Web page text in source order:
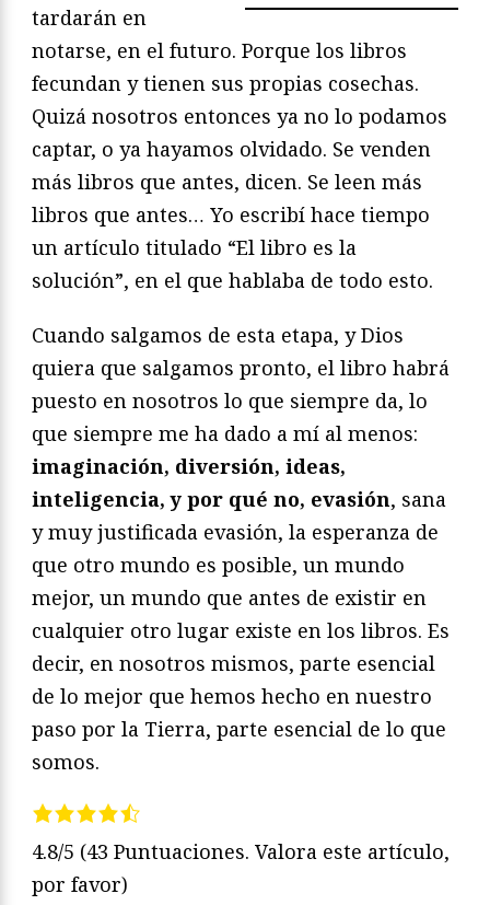
tardarán en
notarse, en el futuro. Porque los libros
fecundan y tienen sus propias cosechas.
Quizá nosotros entonces ya no lo podamos
captar, o ya hayamos olvidado. Se venden
más libros que antes, dicen. Se leen más
libros que antes… Yo escribí hace tiempo
un artículo titulado “El libro es la
solución”, en el que hablaba de todo esto.
Cuando salgamos de esta etapa, y Dios
quiera que salgamos pronto, el libro habrá
puesto en nosotros lo que siempre da, lo
que siempre me ha dado a mí al menos:
imaginación, diversión, ideas,
inteligencia, y por qué no, evasión, sana
y muy justificada evasión, la esperanza de
que otro mundo es posible, un mundo
mejor, un mundo que antes de existir en
cualquier otro lugar existe en los libros. Es
decir, en nosotros mismos, parte esencial
de lo mejor que hemos hecho en nuestro
paso por la Tierra, parte esencial de lo que
somos.
4.8/5 (43 Puntuaciones. Valora este artículo,
por favor)